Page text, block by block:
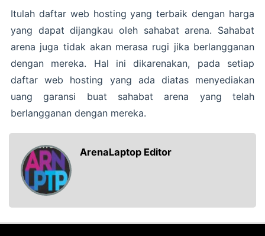
Itulah daftar web hosting yang terbaik dengan harga
yang dapat dijangkau oleh sahabat arena. Sahabat
arena juga tidak akan merasa rugi jika berlangganan
dengan mereka. Hal ini dikarenakan, pada setiap
daftar web hosting yang ada diatas menyediakan
uang garansi buat sahabat arena yang telah
berlangganan dengan mereka.
ArenaLaptop Editor